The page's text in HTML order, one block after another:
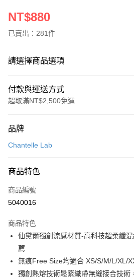
NT$880
已賣出：281件
請選擇商品選項
付款與運送方式
超取滿NT$2,500免運
信用卡一次付款
3 期 0 利率 每期
合作金庫商業銀行
上海商業儲蓄銀行
臺灣中小企業銀行
匯豐（台灣）商業銀行
華
聯邦商業銀行
元大商業銀行
永
玉山商業銀行
星
超商取貨付款
LINE Pay
街口支付
悠遊付
大哥付你分期
相關說明
品牌
Chantelle Lab
商品特色
商品編號
5040016
商品特色
仙黛爾獨創涼感材質-高科技超柔纖
薦
無痕Free Size均適合 XS/S/M/L/XL/
獨創熱熔技術鬆緊織帶無縫接合技術